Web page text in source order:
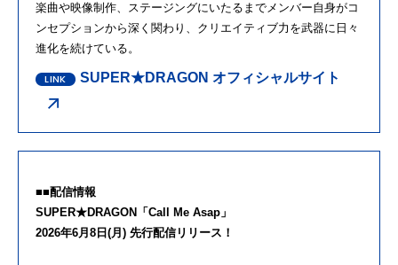
楽曲や映像制作、ステージングにいたるまでメンバー自身がコ
ンセプションから深く関わり、クリエイティブ力を武器に日々
進化を続けている。
SUPER★DRAGON オフィシャルサイト
■■配信情報
SUPER★DRAGON「Call Me Asap」
2026年6月8日(月) 先行配信リリース！